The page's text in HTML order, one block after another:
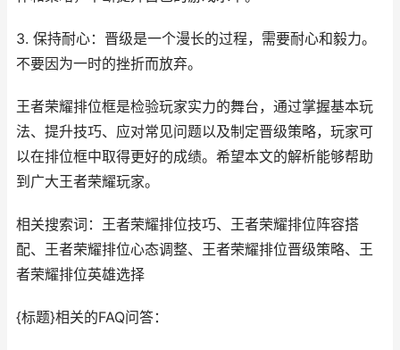
3. 保持耐心：晋级是一个漫长的过程，需要耐心和毅力。
不要因为一时的挫折而放弃。
王者荣耀排位框是检验玩家实力的舞台，通过掌握基本玩
法、提升技巧、应对常见问题以及制定晋级策略，玩家可
以在排位框中取得更好的成绩。希望本文的解析能够帮助
到广大王者荣耀玩家。
相关搜索词：王者荣耀排位技巧、王者荣耀排位阵容搭
配、王者荣耀排位心态调整、王者荣耀排位晋级策略、王
者荣耀排位英雄选择
{标题}相关的FAQ问答：